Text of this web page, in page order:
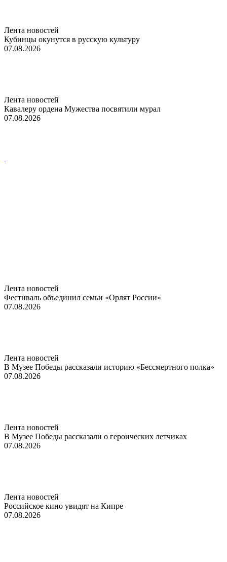
Лента новостей
Кубинцы окунутся в русскую культуру
07.08.2026
Лента новостей
Кавалеру ордена Мужества посвятили мурал
07.08.2026
Лента новостей
Фестиваль объединил семьи «Орлят России»
07.08.2026
Лента новостей
В Музее Победы рассказали историю «Бессмертного полка»
07.08.2026
Лента новостей
В Музее Победы рассказали о героических летчиках
07.08.2026
Лента новостей
Российское кино увидят на Кипре
07.08.2026